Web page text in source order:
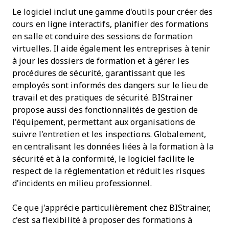
Le logiciel inclut une gamme d'outils pour créer des
cours en ligne interactifs, planifier des formations
en salle et conduire des sessions de formation
virtuelles. Il aide également les entreprises à tenir
à jour les dossiers de formation et à gérer les
procédures de sécurité, garantissant que les
employés sont informés des dangers sur le lieu de
travail et des pratiques de sécurité. BIStrainer
propose aussi des fonctionnalités de gestion de
l'équipement, permettant aux organisations de
suivre l'entretien et les inspections. Globalement,
en centralisant les données liées à la formation à la
sécurité et à la conformité, le logiciel facilite le
respect de la réglementation et réduit les risques
d'incidents en milieu professionnel.
Ce que j'apprécie particulièrement chez BIStrainer,
c'est sa flexibilité à proposer des formations à